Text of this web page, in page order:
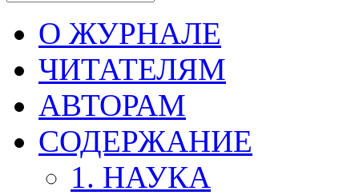
О ЖУРНАЛЕ
ЧИТАТЕЛЯМ
АВТОРАМ
СОДЕРЖАНИЕ
1. НАУКА